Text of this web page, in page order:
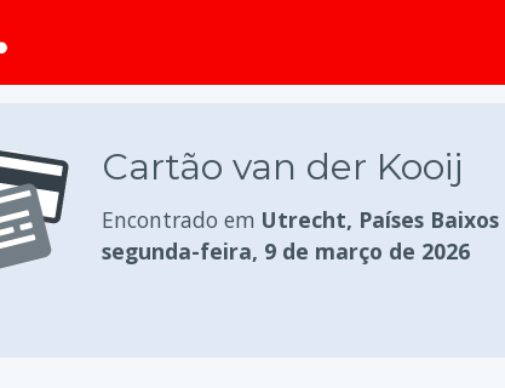
Cartão van der Kooij
Encontrado em Utrecht, Países Baixos
segunda-feira, 9 de março de 2026